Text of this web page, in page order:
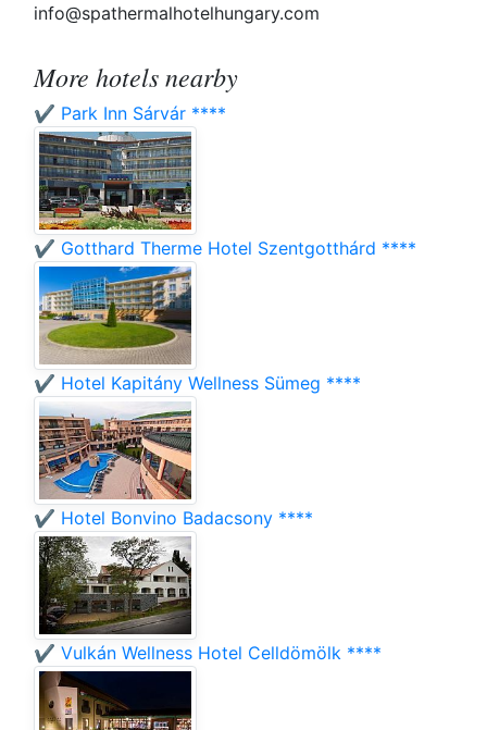
info@spathermalhotelhungary.com
More hotels nearby
✔️ Park Inn Sárvár ****
✔️ Gotthard Therme Hotel Szentgotthárd ****
✔️ Hotel Kapitány Wellness Sümeg ****
✔️ Hotel Bonvino Badacsony ****
✔️ Vulkán Wellness Hotel Celldömölk ****